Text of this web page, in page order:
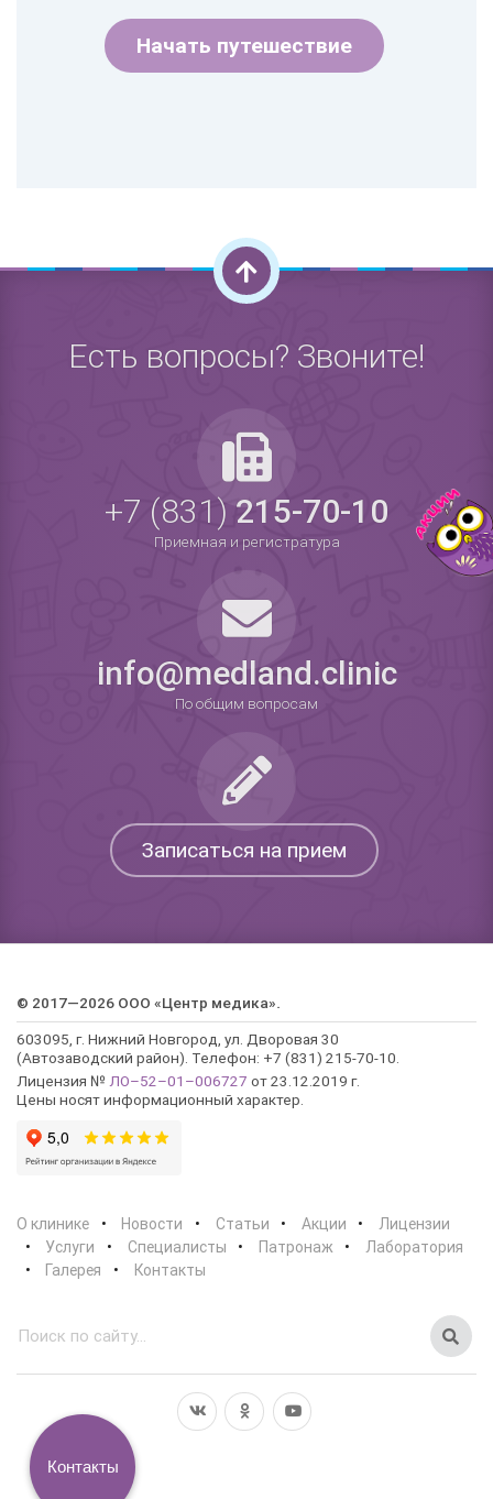
Начать путешествие
Есть вопросы? Звоните!
+7 (831)215-70-10
Приемная и регистратура
info@medland.clinic
По общим вопросам
Записаться на прием
© 2017—2026 ООО «Центр медика».
603095, г. Нижний Новгород, ул. Дворовая 30
(Автозаводский район). Телефон: +7 (831) 215-70-10.
Лицензия № ЛО–52–01–006727 от 23.12.2019 г.
Цены носят информационный характер.
О клинике Новости Статьи Акции
Лицензии
Услуги
Специалисты Патронаж
Лаборатория
Галерея
Контакты
Контакты